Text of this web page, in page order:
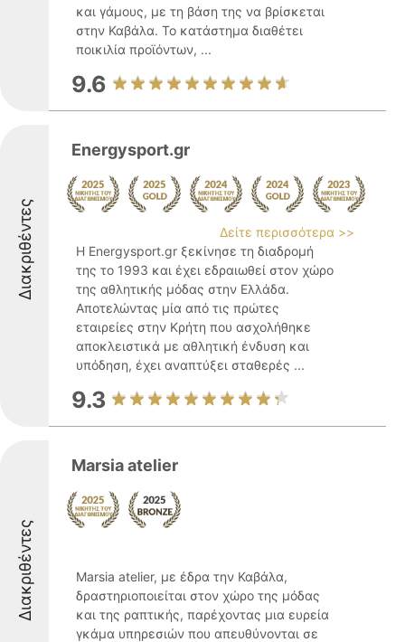
και γάμους, με τη βάση της να βρίσκεται
στην Καβάλα. Το κατάστημα διαθέτει
ποικιλία προϊόντων, ...
9.6
Διακριθέντες
Energysport.gr
Δείτε περισσότερα >>
Η Energysport.gr ξεκίνησε τη διαδρομή
της το 1993 και έχει εδραιωθεί στον χώρο
της αθλητικής μόδας στην Ελλάδα.
Αποτελώντας μία από τις πρώτες
εταιρείες στην Κρήτη που ασχολήθηκε
αποκλειστικά με αθλητική ένδυση και
υπόδηση, έχει αναπτύξει σταθερές ...
9.3
Διακριθέντες
Marsia atelier
Marsia atelier, με έδρα την Καβάλα,
δραστηριοποιείται στον χώρο της μόδας
και της ραπτικής, παρέχοντας μια ευρεία
γκάμα υπηρεσιών που απευθύνονται σε